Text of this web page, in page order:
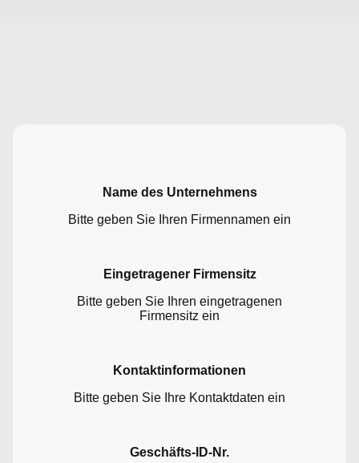
Name des Unternehmens
Bitte geben Sie Ihren Firmennamen ein
Eingetragener Firmensitz
Bitte geben Sie Ihren eingetragenen
Firmensitz ein
Kontaktinformationen
Bitte geben Sie Ihre Kontaktdaten ein
Geschäfts-ID-Nr.